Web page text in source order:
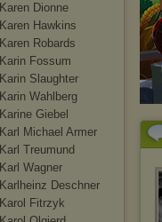
Karen Dionne
Karen Hawkins
Karen Robards
Karin Fossum
Karin Slaughter
Karin Wahlberg
Karine Giebel
Karl Michael Armer
Karl Treumund
Karl Wagner
Karlheinz Deschner
Karol Fitrzyk